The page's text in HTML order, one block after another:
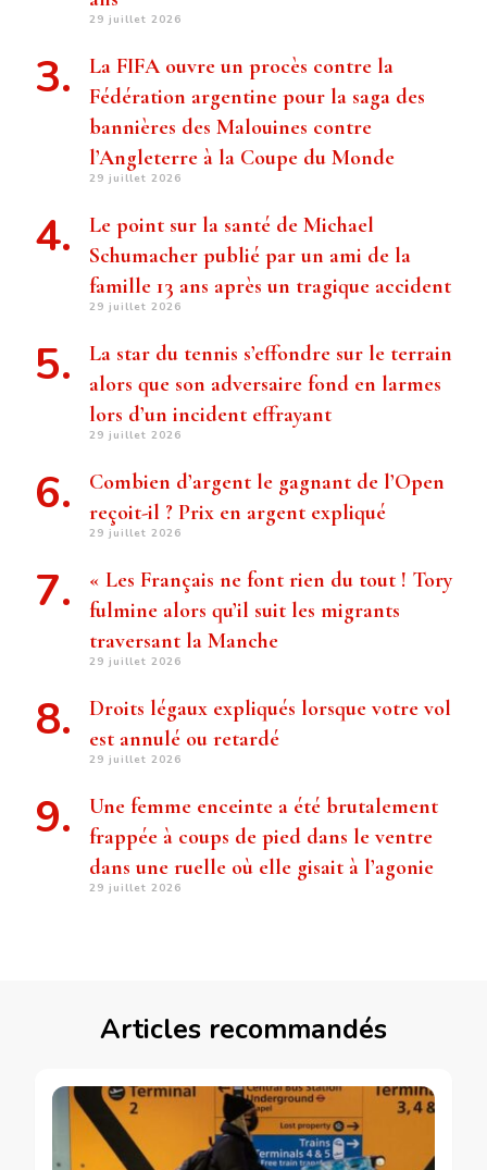
29 juillet 2026
La FIFA ouvre un procès contre la
Fédération argentine pour la saga des
bannières des Malouines contre
l’Angleterre à la Coupe du Monde
29 juillet 2026
Le point sur la santé de Michael
Schumacher publié par un ami de la
famille 13 ans après un tragique accident
29 juillet 2026
La star du tennis s’effondre sur le terrain
alors que son adversaire fond en larmes
lors d’un incident effrayant
29 juillet 2026
Combien d’argent le gagnant de l’Open
reçoit-il ? Prix ​​en argent expliqué
29 juillet 2026
« Les Français ne font rien du tout ! Tory
fulmine alors qu’il suit les migrants
traversant la Manche
29 juillet 2026
Droits légaux expliqués lorsque votre vol
est annulé ou retardé
29 juillet 2026
Une femme enceinte a été brutalement
frappée à coups de pied dans le ventre
dans une ruelle où elle gisait à l’agonie
29 juillet 2026
Articles recommandés